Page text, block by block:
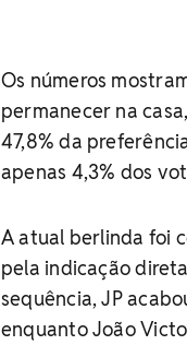
Os números
permanecer na
47,8% da
apenas 4,3% dos
A atual berlinda foi
pela indicação
sequência, JP
enquanto João